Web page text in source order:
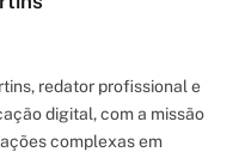
redator profissional e
digital, com a missão
complexas em